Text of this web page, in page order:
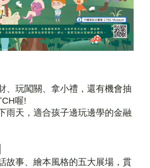
、玩闖關、拿小禮，還有機會抽
喔!
雨天，適合孩子邊玩邊學的金融
故事、繪本風格的五大展場，貫